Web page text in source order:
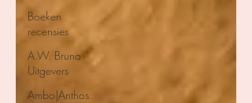
Boeken
recensies
A.W. Bruna
Uitgevers
Ambo|Anthos